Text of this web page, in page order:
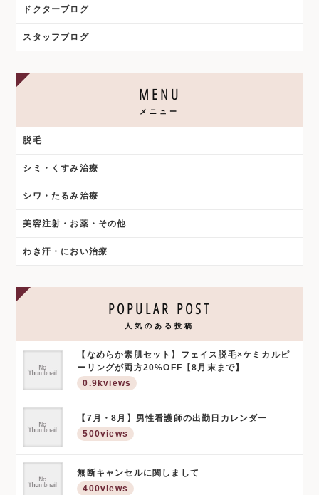
ドクターブログ
スタッフブログ
MENU
メニュー
脱毛
シミ・くすみ治療
シワ・たるみ治療
美容注射・お薬・その他
わき汗・におい治療
POPULAR POST
人気のある投稿
【なめらか素肌セット】フェイス脱毛×ケミカルピ
ーリングが両方20%OFF【8月末まで】
0.9kviews
【7月・8月】男性看護師の出勤日カレンダー
500views
無断キャンセルに関しまして
400views